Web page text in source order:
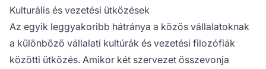
Kulturális és vezetési ütközések
Az egyik leggyakoribb hátránya a közös vállalatoknak
a különböző vállalati kultúrák és vezetési filozófiák
közötti ütközés. Amikor két szervezet összevonja